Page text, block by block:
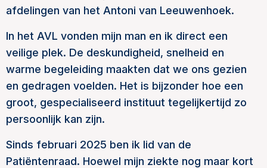
afdelingen van het Antoni van Leeuwenhoek.
In het AVL vonden mijn man en ik direct een
veilige plek. De deskundigheid, snelheid en
warme begeleiding maakten dat we ons gezien
en gedragen voelden. Het is bijzonder hoe een
groot, gespecialiseerd instituut tegelijkertijd zo
persoonlijk kan zijn.
Sinds februari 2025 ben ik lid van de
Patiëntenraad. Hoewel mijn ziekte nog maar kort